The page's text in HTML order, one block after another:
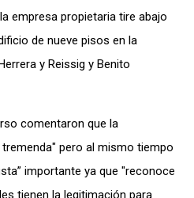
empresa propietaria tire abajo
de nueve pisos en la
y Reissig y Benito
comentaron que la
pero al mismo tiempo
importante ya que "reconoce
tienen la legitimación para